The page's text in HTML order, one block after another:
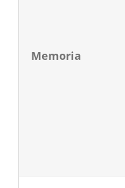
Memoria